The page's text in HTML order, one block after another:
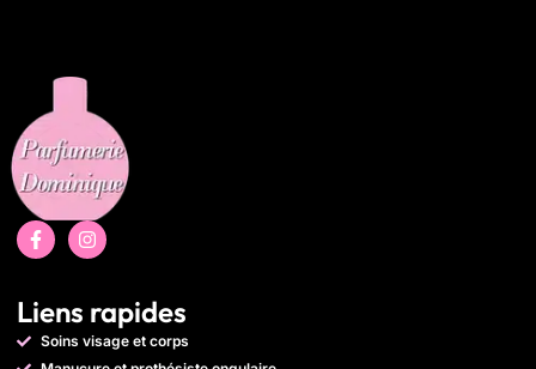
Liens rapides
Soins visage et corps